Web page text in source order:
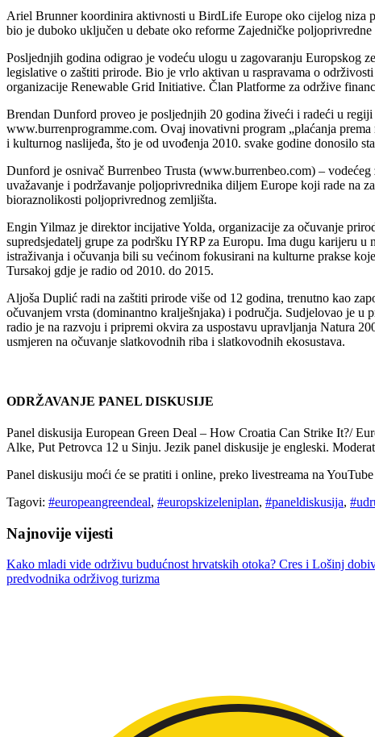
Ariel Brunner koordinira aktivnosti u BirdLife Europe oko cijelog niza
bio je duboko uključen u debate oko reforme Zajedničke
Posljednjih godina odigrao je vodeću ulogu u zagovaranju Europskog
legislative o zaštiti prirode. Bio je vrlo aktivan u raspravama o
organizacije Renewable Grid Initiative. Član Platforme za održive
Brendan Dunford proveo je posljednjih 20 godina živeći i radeći u
www.burrenprogramme.com. Ovaj inovativni program „plaćanja
i kulturnog naslijeđa, što je od uvođenja 2010. svake godine donosilo
Dunford je osnivač Burrenbeo Trusta (www.burrenbeo.com) –
uvažavanje i podržavanje poljoprivrednika diljem Europe koji rade na
bioraznolikosti poljoprivrednog zemljišta.
Engin Yilmaz je direktor incijative Yolda, organizacije za očuvanje
supredsjedatelj grupe za podršku IYRP za Europu. Ima dugu karijeru
istraživanja i očuvanja bili su većinom fokusirani na kulturne prakse
Tursakoj gdje je radio od 2010. do 2015.
Aljoša Duplić radi na zaštiti prirode više od 12 godina, trenutno kao
očuvanjem vrsta (dominantno kralješnjaka) i područja. Sudjelovao je u
radio je na razvoju i pripremi okvira za uspostavu upravljanja Natura
usmjeren na očuvanje slatkovodnih riba i slatkovodnih ekosustava.
ODRŽAVANJE PANEL DISKUSIJE
Panel diskusija European Green Deal – How Croatia Can Strike It?/
Alke, Put Petrovca 12 u Sinju. Jezik panel diskusije je engleski.
Panel diskusiju moći će se pratiti i online, preko livestreama na
Tagovi: #europeangreendeal, #europskizeleniplan, #paneldiskusija,
Najnovije vijesti
Kako mladi vide održivu budućnost hrvatskih otoka? Cres i Lošinj
predvodnika održivog turizma